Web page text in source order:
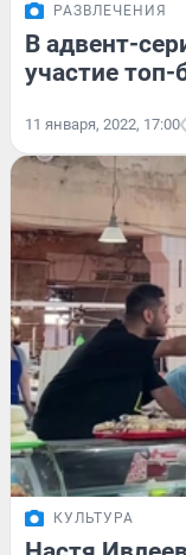
РАЗВЛЕЧЕНИЯ
В адвент-
участие топ-
11 января, 2022, 17:00
КУЛЬТУРА